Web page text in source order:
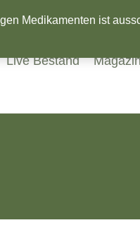
Live Bestand
Medikamenten ist